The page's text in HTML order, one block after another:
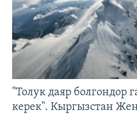
"Толук даяр болгондор
керек". Кыргызстан